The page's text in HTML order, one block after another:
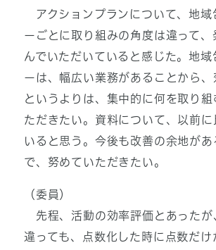
アクションプランについて、地域
ーごとに取り組みの角度は違って、
んでいただいていると感じた。地域
ーは、幅広い業務があることから
というよりは、集中的に何を取り
ただきたい。資料について、以前に
いると思う。今後も改善の余地が
で、努めていただきたい。
（委員）
先程、活動の効率評価とあったが
違っても、点数化した時に点数だけ